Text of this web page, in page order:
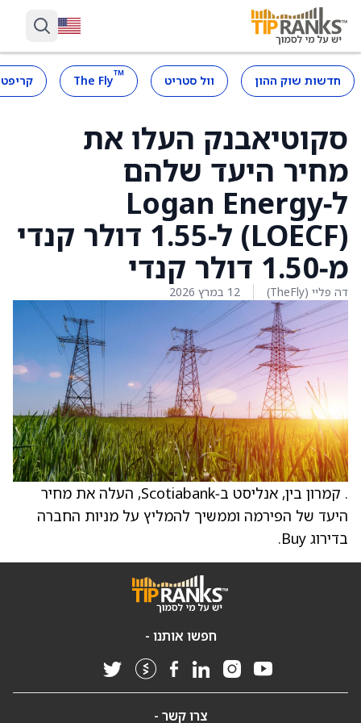
חדשות שוק ההון וול סטריט ™
The Fly
סקוטיאבנק העלו את
מחיר היעד שלהם
ל‑Logan Energy
‏(LOECF) ל‑1.55 דולר קנדי
מ‑1.50 דולר קנדי
דה פליי (TheFly) 12 במרץ 2026
. קמרון בין, אנליסט ב‑Scotiabank, העלה את מחיר
היעד של הפירמה וממשיך להמליץ על מניות החברה
בדירוג Buy.
חפשו אותנו -
צרו קשר -